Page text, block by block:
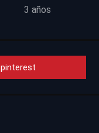
3 años
pinterest